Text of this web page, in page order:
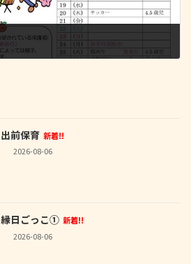
出前保育 新着!!
2026-08-06
縁日ごっこ① 新着!!
2026-08-06